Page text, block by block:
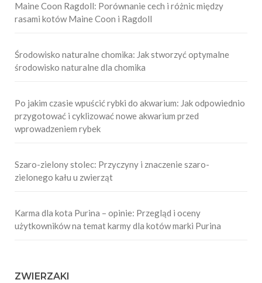
Maine Coon Ragdoll: Porównanie cech i różnic między
rasami kotów Maine Coon i Ragdoll
Środowisko naturalne chomika: Jak stworzyć optymalne
środowisko naturalne dla chomika
Po jakim czasie wpuścić rybki do akwarium: Jak odpowiednio
przygotować i cyklizować nowe akwarium przed
wprowadzeniem rybek
Szaro-zielony stolec: Przyczyny i znaczenie szaro-
zielonego kału u zwierząt
Karma dla kota Purina – opinie: Przegląd i oceny
użytkowników na temat karmy dla kotów marki Purina
ZWIERZAKI